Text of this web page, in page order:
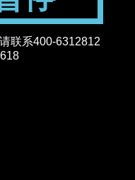
联系400-6312812